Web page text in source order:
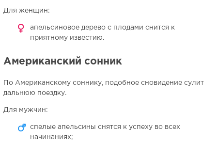
Для женщин:
апельсиновое дерево с плодами снится к
приятному известию.
Американский сонник
По Американскому соннику, подобное сновидение сулит
дальнюю поездку.
Для мужчин:
спелые апельсины снятся к успеху во всех
начинаниях;